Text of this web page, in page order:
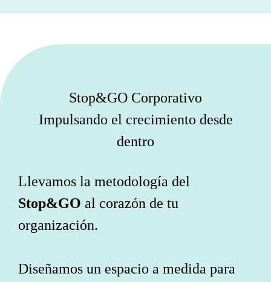
Stop&GO Corporativo
Impulsando el crecimiento desde
dentro
Llevamos la metodología del
Stop&GO al corazón de tu
organización.
Diseñamos un espacio a medida para